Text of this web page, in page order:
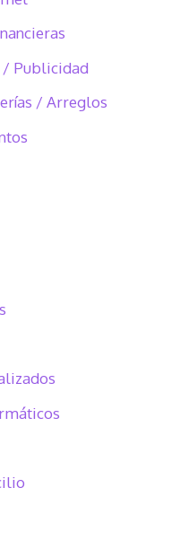
/ Publicidad
/ Arreglos